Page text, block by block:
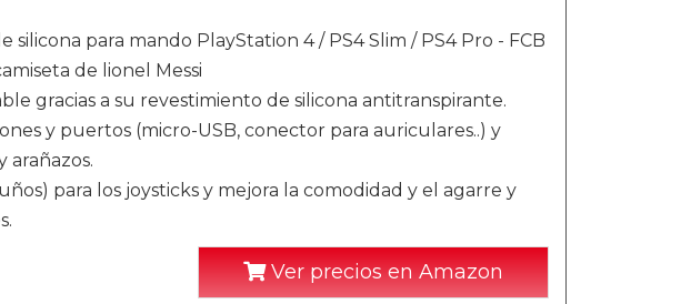
silicona para mando PlayStation 4 / PS4 Slim / PS4 Pro - FCB
de lionel Messi
gracias a su revestimiento de silicona antitranspirante.
y puertos (micro-USB, conector para auriculares..) y
para los joysticks y mejora la comodidad y el agarre y
Ver precios en Amazon